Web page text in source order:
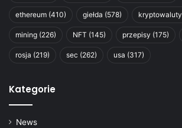
ethereum (410) giełda (578) kryptowaluty
mining (226) NFT (145) przepisy (175)
rosja (219) sec (262) usa (317)
Kategorie
News